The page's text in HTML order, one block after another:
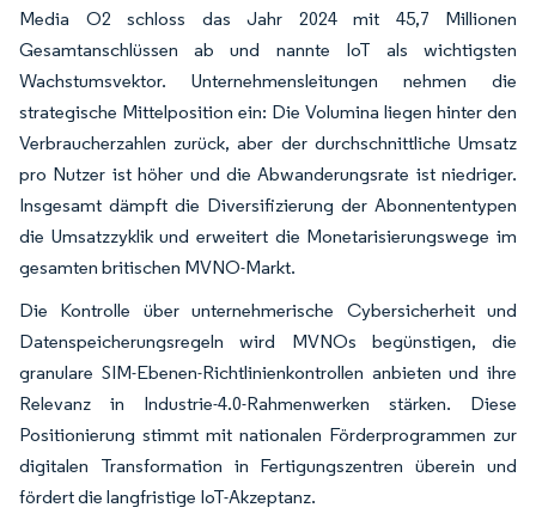
Media O2 schloss das Jahr 2024 mit 45,7 Millionen
Gesamtanschlüssen ab und nannte IoT als wichtigsten
Wachstumsvektor. Unternehmensleitungen nehmen die
strategische Mittelposition ein: Die Volumina liegen hinter den
Verbraucherzahlen zurück, aber der durchschnittliche Umsatz
pro Nutzer ist höher und die Abwanderungsrate ist niedriger.
Insgesamt dämpft die Diversifizierung der Abonnententypen
die Umsatzzyklik und erweitert die Monetarisierungswege im
gesamten britischen MVNO-Markt.
Die Kontrolle über unternehmerische Cybersicherheit und
Datenspeicherungsregeln wird MVNOs begünstigen, die
granulare SIM-Ebenen-Richtlinienkontrollen anbieten und ihre
Relevanz in Industrie-4.0-Rahmenwerken stärken. Diese
Positionierung stimmt mit nationalen Förderprogrammen zur
digitalen Transformation in Fertigungszentren überein und
fördert die langfristige IoT-Akzeptanz.